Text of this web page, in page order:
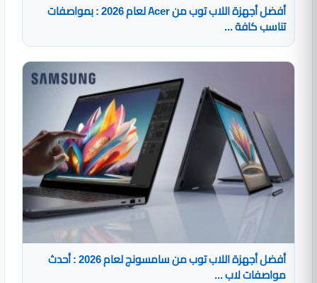
أفضل أجهزة اللاب توب من Acer لعام 2026 : بمواصفات
تناسب كافة ...
أفضل أجهزة اللاب توب من سامسونج لعام 2026 : أحدث
مواصفات لاب ...